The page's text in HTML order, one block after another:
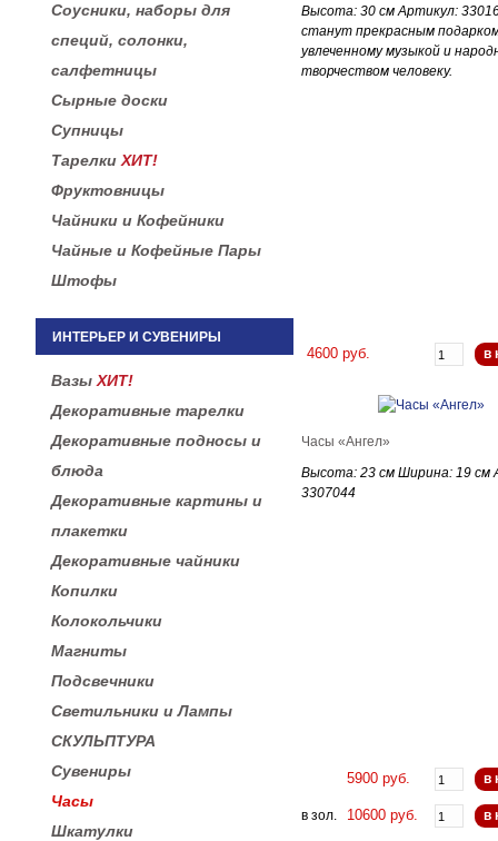
Соусники, наборы для
специй, солонки,
салфетницы
Сырные доски
Супницы
Тарелки ХИТ!
Фруктовницы
Чайники и Кофейники
Чайные и Кофейные Пары
Штофы
ИНТЕРЬЕР И СУВЕНИРЫ
Вазы ХИТ!
Декоративные тарелки
Декоративные подносы и
блюда
Декоративные картины и
плакетки
Декоративные чайники
Копилки
Колокольчики
Магниты
Подсвечники
Светильники и Лампы
СКУЛЬПТУРА
Сувениры
Часы
Шкатулки
Высота: 30 см Артикул:
станут прекрасным
увлеченному музыкой и
творчеством человеку.
4600 руб. в
Часы «Ангел»
Высота: 23 см Ширина: 19 см
3307044
5900 руб. в
в зол. 10600 руб. в